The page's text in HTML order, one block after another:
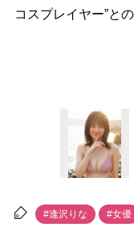
コスプレイヤー”と
#逢沢りな #女優